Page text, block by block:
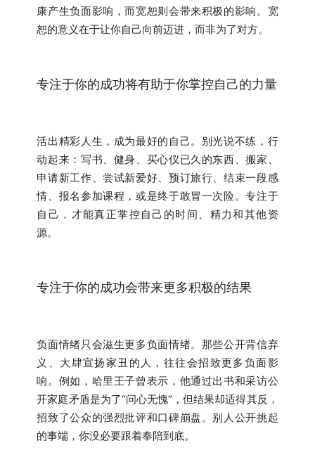
康产生负面影响，而宽恕则会带来积极的影响。宽
恕的意义在于让你自己向前迈进，而非为了对方。
专注于你的成功将有助于你掌控自己的力量
活出精彩人生，成为最好的自己。别光说不练，行
动起来：写书、健身、买心仪已久的东西、搬家、
申请新工作、尝试新爱好、预订旅行、结束一段感
情、报名参加课程，或是终于敢冒一次险。专注于
自己，才能真正掌控自己的时间、精力和其他资
源。
专注于你的成功会带来更多积极的结果
负面情绪只会滋生更多负面情绪。那些公开背信弃
义、大肆宣扬家丑的人，往往会招致更多负面影
响。例如，哈里王子曾表示，他通过出书和采访公
开家庭矛盾是为了“问心无愧”，但结果却适得其反，
招致了公众的强烈批评和口碑崩盘。别人公开挑起
的事端，你没必要跟着奉陪到底。